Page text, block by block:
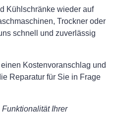
Kühlschränke wieder auf
Trockner oder
schnell und zuverlässig
Kostenvoranschlag und
Reparatur für Sie in Frage
Ihrer